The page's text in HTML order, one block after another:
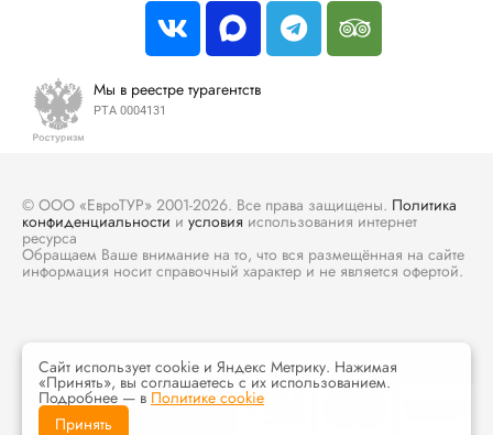
Мы в реестре турагентств
РТА 0004131
© ООО «ЕвроТУР» 2001-2026. Все права защищены. Политика
конфиденциальности и условия использования интернет
ресурса
Обращаем Ваше внимание на то, что вся размещённая на сайте
информация носит справочный характер и не является офертой.
Сайт использует cookie и Яндекс Метрику. Нажимая
«Принять», вы соглашаетесь с их использованием.
Подробнее — в Политике cookie
Принять